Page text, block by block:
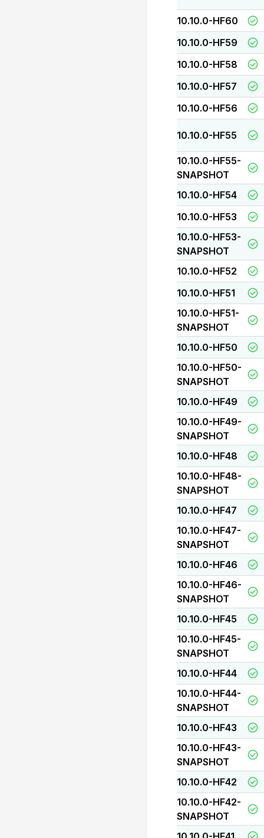
10.10.0-HF60
10.10.0-HF59
10.10.0-HF58
10.10.0-HF57
10.10.0-HF56
10.10.0-HF55
10.10.0-HF55-
SNAPSHOT
10.10.0-HF54
10.10.0-HF53
10.10.0-HF53-
SNAPSHOT
10.10.0-HF52
10.10.0-HF51
10.10.0-HF51-
SNAPSHOT
10.10.0-HF50
10.10.0-HF50-
SNAPSHOT
10.10.0-HF49
10.10.0-HF49-
SNAPSHOT
10.10.0-HF48
10.10.0-HF48-
SNAPSHOT
10.10.0-HF47
10.10.0-HF47-
SNAPSHOT
10.10.0-HF46
10.10.0-HF46-
SNAPSHOT
10.10.0-HF45
10.10.0-HF45-
SNAPSHOT
10.10.0-HF44
10.10.0-HF44-
SNAPSHOT
10.10.0-HF43
10.10.0-HF43-
SNAPSHOT
10.10.0-HF42
10.10.0-HF42-
SNAPSHOT